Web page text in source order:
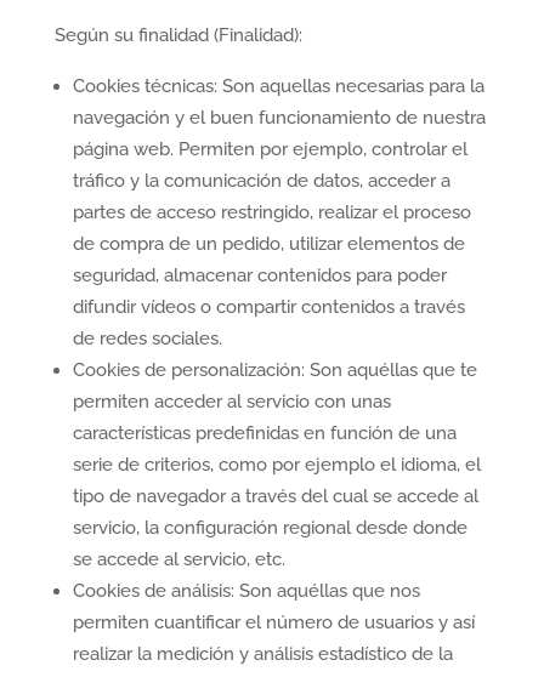
Según su finalidad (Finalidad):
Cookies técnicas: Son aquellas necesarias para la
navegación y el buen funcionamiento de nuestra
página web. Permiten por ejemplo, controlar el
tráfico y la comunicación de datos, acceder a
partes de acceso restringido, realizar el proceso
de compra de un pedido, utilizar elementos de
seguridad, almacenar contenidos para poder
difundir vídeos o compartir contenidos a través
de redes sociales.
Cookies de personalización: Son aquéllas que te
permiten acceder al servicio con unas
características predefinidas en función de una
serie de criterios, como por ejemplo el idioma, el
tipo de navegador a través del cual se accede al
servicio, la configuración regional desde donde
se accede al servicio, etc.
Cookies de análisis: Son aquéllas que nos
permiten cuantificar el número de usuarios y así
realizar la medición y análisis estadístico de la